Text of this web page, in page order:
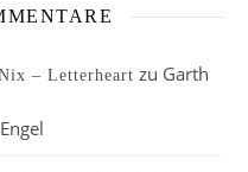
– Letterheart zu Garth